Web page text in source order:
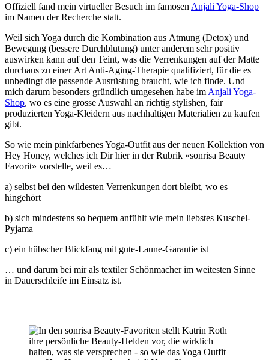
Offiziell fand mein virtueller Besuch im famosen Anjali Yoga-Shop
im Namen der Recherche statt.
Weil sich Yoga durch die Kombination aus Atmung (Detox) und
Bewegung (bessere Durchblutung) unter anderem sehr positiv
auswirken kann auf den Teint, was die Verrenkungen auf der Matte
durchaus zu einer Art Anti-Aging-Therapie qualifiziert, für die es
unbedingt die passende Ausrüstung braucht, wie ich finde. Und
mich darum besonders gründlich umgesehen habe im Anjali Yoga-
Shop, wo es eine grosse Auswahl an richtig stylishen, fair
produzierten Yoga-Kleidern aus nachhaltigen Materialien zu kaufen
gibt.
So wie mein pinkfarbenes Yoga-Outfit aus der neuen Kollektion von
Hey Honey, welches ich Dir hier in der Rubrik «sonrisa Beauty
Favorit» vorstelle, weil es…
a) selbst bei den wildesten Verrenkungen dort bleibt, wo es
hingehört
b) sich mindestens so bequem anfühlt wie mein liebstes Kuschel-
Pyjama
c) ein hübscher Blickfang mit gute-Laune-Garantie ist
… und darum bei mir als textiler Schönmacher im weitesten Sinne
in Dauerschleife im Einsatz ist.